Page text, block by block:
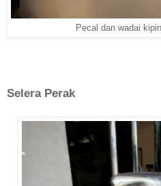
Pecal dan wadai
Selera Perak